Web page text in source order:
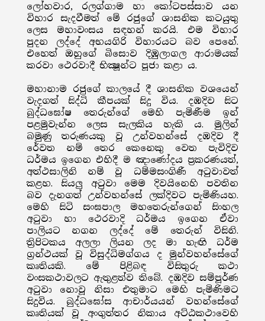
ලෝහවාර, රලග්ගාම හා කෝටපස්සාව යන
විහාර සැදවීමත් මේ රජුගේ ශාසනික කටයුතු
ලෙස මහාවංසය සඳහන් කරයි. එම විහාර
පුදන ලද්දේ අභයගිරි විහාරයට බව පෙනේ.
එහෙත් ඔහුගේ බිසොව දිඹුලාගල ආරාමයක්
කරවා ථෙරවාදී භික්‍ෂූන්ට පූජා කළා ය.
මහානාම රජුගේ කාලයේ දී ශාසනික වශයෙන්
වැදගත් සිද්ධි කීපයක් සිදු විය. දඹදිව සිට
බුද්ධඝෝෂ තෙරුන්ගේ මෙහි පැමිණීම ඉන්
පළමුවැන්න ලෙස සැලකිය හැකි ය. මුලින්
බමුණු තරුණයකු වූ උන්වහන්සේ දඹදිව දී
රේවත නම් තෙර කෙනෙකු වෙත පැවිදිව
ධර්මය ඉගෙන එහිදී ම ඤාණෝදය ප්‍රකරණයත්,
අත්ථසාලිනි නම් වූ ධම්මසංගිණී අටුවාවත්
කළහ. සියලු අටුවා මෙම දිවයිනෙහි පවතින
බව දැනගත් උන්වහන්සේ ලක්දිවට පැමිණියහ.
මෙහි සිටි සංඝපාල මහතෙරුන්ගෙන් සිංහල
අටුවා හා ථෙරවාදි ධර්මය ඉගෙන ඒවා
පාලියට නගන ලද්දේ මේ තෙරුන් විසිනි.
ත්‍රිපිටකය අලලා ලියන ලද මා හැඟි ධර්ම
ග්‍රන්ථයක් වූ විසුද්ධිමග්ගය ද මුන්වහන්සේගේ
කෘතියකි. මේ පිළිබඳ විසිතුරු කථා
වංසකථාවලට ඇතුළත්ව තිබේ. දඹදිව සම්පූර්ණ
අටුවා නොවූ නිසා එතුමාට මෙහි පැමිණිමට
සිදුවිය. බුද්ධඝෝස ආචාර්යයන් වහන්සේගේ
කෘතියක් වූ අංගුත්තර නිකාය අට්ඨකථාවෙහි